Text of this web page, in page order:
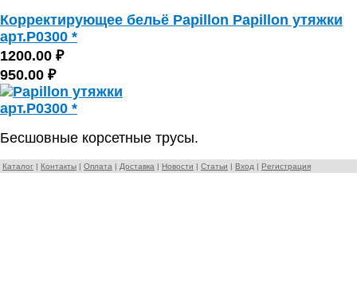
Корректирующее бельё Papillon Papillon утяжки
арт.P0300 *
1200.00 ₽
950.00 ₽
Бесшовные корсетные трусы.
Каталог | Контакты | Оплата | Доставка | Новости | Статьи | Вход | Регистрация